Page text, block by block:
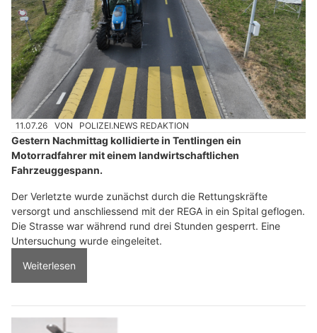
11.07.26 VON POLIZEI.NEWS REDAKTION
Gestern Nachmittag kollidierte in Tentlingen ein
Motorradfahrer mit einem landwirtschaftlichen
Fahrzeuggespann.
Der Verletzte wurde zunächst durch die Rettungskräfte
versorgt und anschliessend mit der REGA in ein Spital geflogen.
Die Strasse war während rund drei Stunden gesperrt. Eine
Untersuchung wurde eingeleitet.
Weiterlesen